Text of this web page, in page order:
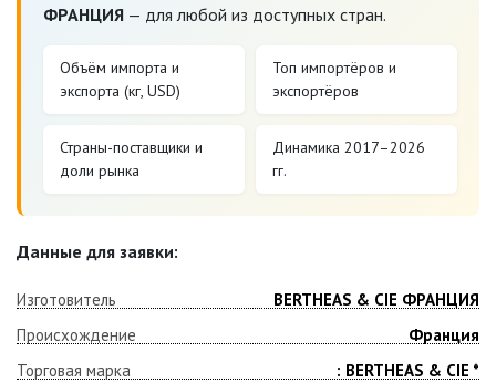
ФРАНЦИЯ — для любой из доступных стран.
Объём импорта и
экспорта (кг, USD)
Топ импортёров и
экспортёров
Страны-поставщики и
доли рынка
Динамика 2017–2026
гг.
Данные для заявки:
Изготовитель
BERTHEAS & CIE ФРАНЦИЯ
Происхождение
Франция
Торговая марка
: BERTHEAS & CIE *